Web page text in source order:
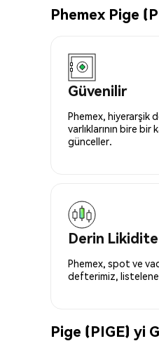
Phemex Pige
Güvenilir
Phemex, hiyerarşik
varlıklarının bire bir
günceller.
Derin Likidite
Phemex, spot ve
defterimiz,
Pige (PIGE) yi